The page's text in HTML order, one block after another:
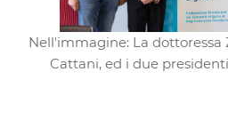
Nell'immagine: La
Cattani, ed i due